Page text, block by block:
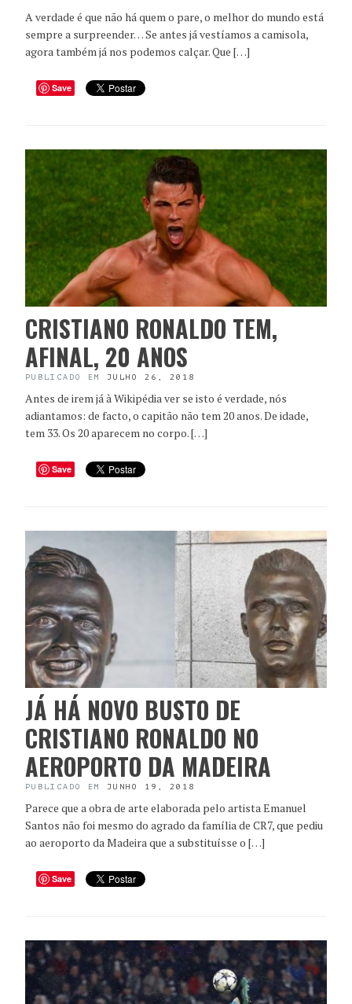
A verdade é que não há quem o pare, o melhor do mundo está
sempre a surpreender… Se antes já vestíamos a camisola,
agora também já nos podemos calçar. Que […]
Save
CRISTIANO RONALDO TEM,
AFINAL, 20 ANOS
PUBLICADO EM JULHO 26, 2018
Antes de irem já à Wikipédia ver se isto é verdade, nós
adiantamos: de facto, o capitão não tem 20 anos. De idade,
tem 33. Os 20 aparecem no corpo. […]
Save
JÁ HÁ NOVO BUSTO DE
CRISTIANO RONALDO NO
AEROPORTO DA MADEIRA
PUBLICADO EM JUNHO 19, 2018
Parece que a obra de arte elaborada pelo artista Emanuel
Santos não foi mesmo do agrado da família de CR7, que pediu
ao aeroporto da Madeira que a substituísse o […]
Save